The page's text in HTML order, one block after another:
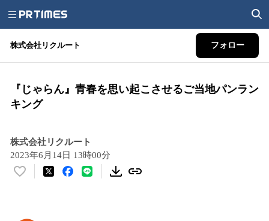
株式会社リクルート フォロー
『じゃらん』青春を思い起こさせるご当地パンラン
キング
株式会社リクルート
2023年6月14日 13時00分
い